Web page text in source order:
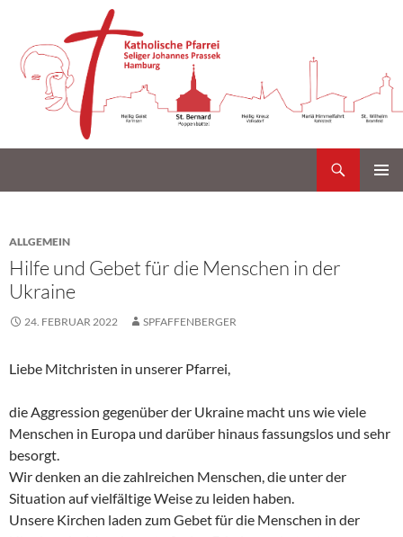
ALLGEMEIN
Hilfe und Gebet für die Menschen in der
Ukraine
24. FEBRUAR 2022 SPFAFFENBERGER
Liebe Mitchristen in unserer Pfarrei,
die Aggression gegenüber der Ukraine macht uns wie viele
Menschen in Europa und darüber hinaus fassungslos und sehr
besorgt.
Wir denken an die zahlreichen Menschen, die unter der
Situation auf vielfältige Weise zu leiden haben.
Unsere Kirchen laden zum Gebet für die Menschen in der